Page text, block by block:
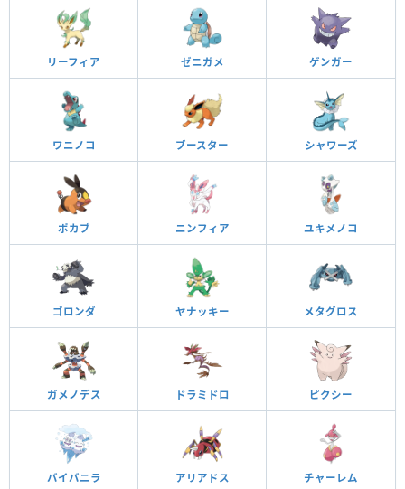
リーフィア ゼニガメ ゲンガー
ワニノコ ブースター シャワーズ
ポカブ ニンフィア ユキメノコ
ゴロンダ ヤナッキー メタグロス
ガメノデス ドラミドロ ピクシー
バイバニラ アリアドス チャーレム